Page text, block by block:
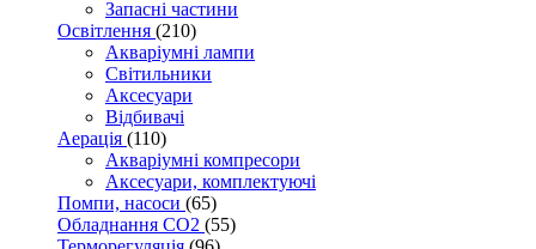
Запасні частини
Освітлення (210)
Акваріумні лампи
Світильники
Аксесуари
Відбивачі
Аерація (110)
Акваріумні компресори
Аксесуари, комплектуючі
Помпи, насоси (65)
Обладнання CO2 (55)